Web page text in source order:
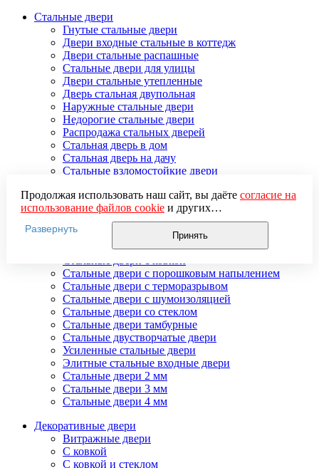
Стальные двери
Гнутые стальные двери
Двери входные стальные в коттедж
Двери стальные распашные
Стальные двери для улицы
Двери стальные утепленные
Дверь стальная двупольная
Наружные стальные двери
Недорогие стальные двери
Распродажа стальных дверей
Стальная дверь в дом
Стальная дверь на дачу
Стальные взломостойкие двери
Стальные двери в подъезд
Стальные двери внутреннего открывания
Стальные двери массив
Стальные двери мдф
Стальные двери с зеркалом
Стальные двери с порошковым напылением
Стальные двери с терморазрывом
Стальные двери с шумоизоляцией
Стальные двери со стеклом
Стальные двери тамбурные
Стальные двустворчатые двери
Усиленные стальные двери
Элитные стальные входные двери
Стальные двери 2 мм
Стальные двери 3 мм
Стальные двери 4 мм
Декоративные двери
Витражные двери
С ковкой
С ковкой и стеклом
Продолжая использовать наш сайт, вы даёте согласие на
использование файлов cookieи других
пользовательских данных (включая IP-адрес, сведения о
местоположении, устройстве, действиях на сайте и т. п.)
для функционирования сайта, проведения
использования систем аналитики (например,
Яндекс.Метрика), в соответствии с нашей
обработки персональных данных.
Если вы не хотите, чтобы ваши данные обрабатывались,
настройте ограничения в браузере или покиньте сайт.
Развернуть
Принять